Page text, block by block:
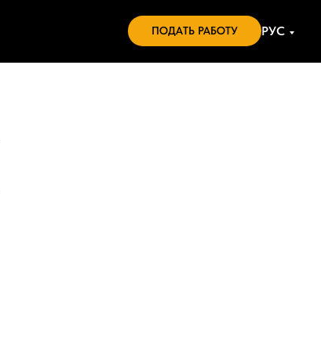
ПОДАТЬ РАБОТУ РУС